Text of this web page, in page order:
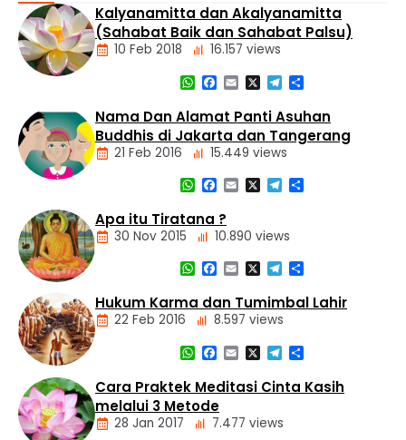
pembentukan pengurus sekaligus melaksanakan
pelantikan pengurus baru untuk periode 2024-2027.
Kegiatan ini diselenggarakan di Vihara Dharma Wijaya,
…
Kalyanamitta dan Akalyanamitta
(Sahabat Baik dan Sahabat Palsu)
10 Feb 2018 16.157 views
WhatsApp
Facebook
Email
X Telegram
Share
Tempat
Buddhis
Berita
Daerah
Nasional
Panti
Asuhan
Nama Dan Alamat Panti Asuhan
Buddhis di Jakarta dan Tangerang
21 Feb 2016 15.449 views
WhatsApp
Facebook
Email
X Telegram
Share
Dasar
Agama
Buddha
Tiga
Mustika
Apa itu Tiratana ?
30 Nov 2015 10.890 views
WhatsApp
Facebook
Email
X Telegram
Share
Artikel
Dasar
Agama
Buddha
Hukum Karma dan Tumimbal Lahir
22 Feb 2016 8.597 views
WhatsApp
Facebook
Email
X Telegram
Share
Cara Praktek Meditasi Cinta Kasih
melalui 3 Metode
28 Jan 2017 7.477 views